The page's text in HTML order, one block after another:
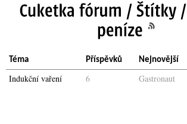
Téma Příspěvků Nejnovější
Indukční vaření 6 Gastronaut